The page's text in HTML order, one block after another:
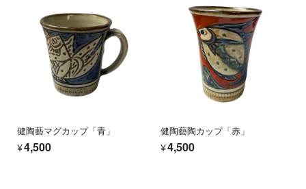
健陶藝マグカップ「青」
¥4,500
健陶藝陶カップ「赤」
¥4,500